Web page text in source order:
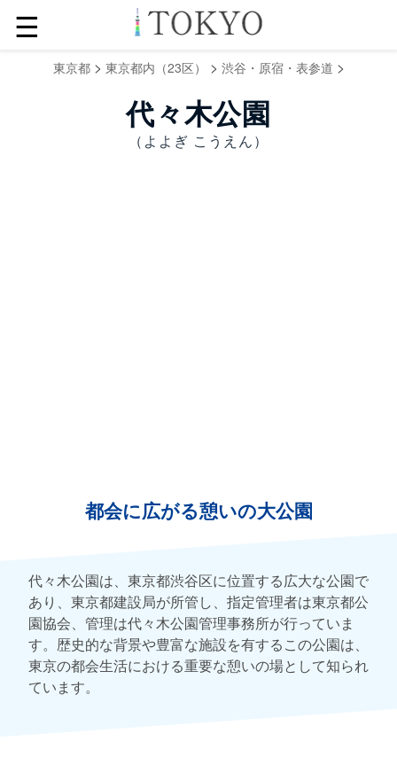
☰
東京都> 東京都内（23区） > 渋谷・原宿・表参道 >
代々木公園
（よよぎ こうえん）
都会に広がる憩いの大公園
代々木公園は、東京都渋谷区に位置する広大な公園で
あり、東京都建設局が所管し、指定管理者は東京都公
園協会、管理は代々木公園管理事務所が行っていま
す。歴史的な背景や豊富な施設を有するこの公園は、
東京の都会生活における重要な憩いの場として知られ
ています。